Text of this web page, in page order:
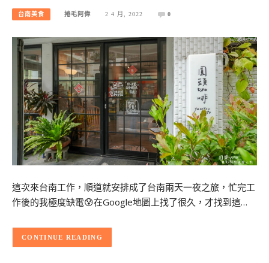
台南美食 捲毛阿偉 2 4 月, 2022 0
這次來台南工作，順道就安排成了台南兩天一夜之旅，忙完工
作後的我極度缺電😰在Google地圖上找了很久，才找到這…
CONTINUE READING